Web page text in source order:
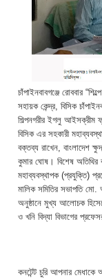
চাঁপাইনবাবগঞ্জে রোববার
সহায়ক কেন্দ্র, বিসিক
শিল্পনগরীর ইগলু আইসক্রীম
বিসিক এর সহকারী
বক্তব্য রাখেন, বাংলাদেশ
কুমার ঘোষ। বিশেষ অতিথির
মহাব্যবস্থাপক (প্রযুক্তি)
মালিক সমিতির সভাপতি
অনুষ্ঠানে মুখ্য আলোচক
ও খনি বিদ্যা বিভাগের
কনটেন্ট চুরি আপনার